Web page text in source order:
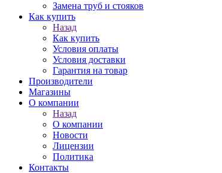
Замена труб и стояков
Как купить
Назад
Как купить
Условия оплаты
Условия доставки
Гарантия на товар
Производители
Магазины
О компании
Назад
О компании
Новости
Лицензии
Политика
Контакты